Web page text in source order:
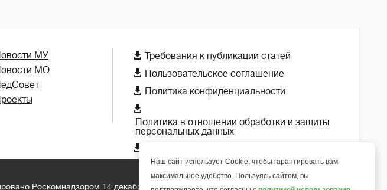
МУ
МО
 Требования к публикации статей
 Пользовательское соглашение
 Политика конфиденциальности

Политика в отношении обработки и защиты
персональных данных

Роскомнадзором 14 декабря 2018 года
Наш сайт использует Cookie, чтобы гарантировать вам
максимальное удобство. Пользуясь сайтом, вы